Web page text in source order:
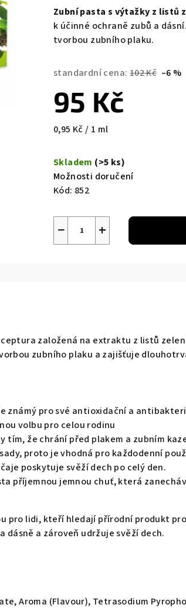
Zubní pasta s výtažky z listů
k účinné ochraně zubů a
tvorbou zubního plaku.
standardní cena: 102 Kč –6 %
95 Kč
Měrná
0,95 Kč / 1 ml
Skladem (>5 ks)
Možnosti doručení
Kód: 852
+
−
založená na extraktu z listů
zubního plaku a zajišťuje
známý pro své antioxidační a
volbu pro celou rodinu
že chrání před plakem a zubním
proto je vhodná pro každodenní
poskytuje svěží dech po celý den.
příjemnou jemnou chuť, která
pro lidi, kteří hledají přírodní produkt
a zároveň udržuje svěží dech.
Aroma (Flavour), Tetrasodium